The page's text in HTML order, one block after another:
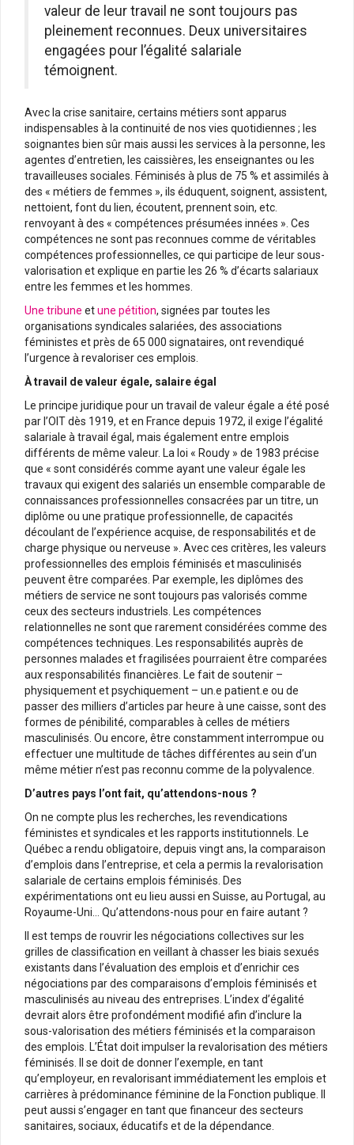
valeur de leur travail ne sont toujours pas
pleinement reconnues. Deux universitaires
engagées pour l’égalité salariale
témoignent.
Avec la crise sanitaire, certains métiers sont apparus
indispensables à la continuité de nos vies quotidiennes ; les
soignantes bien sûr mais aussi les services à la personne, les
agentes d’entretien, les caissières, les enseignantes ou les
travailleuses sociales. Féminisés à plus de 75 % et assimilés à
des « métiers de femmes », ils éduquent, soignent, assistent,
nettoient, font du lien, écoutent, prennent soin, etc.
renvoyant à des « compétences présumées innées ». Ces
compétences ne sont pas reconnues comme de véritables
compétences professionnelles, ce qui participe de leur sous-
valorisation et explique en partie les 26 % d’écarts salariaux
entre les femmes et les hommes.
Une tribune etune pétition, signées par toutes les
organisations syndicales salariées, des associations
féministes et près de 65 000 signataires, ont revendiqué
l’urgence à revaloriser ces emplois.
À travail de valeur égale, salaire égal
Le principe juridique pour un travail de valeur égale a été posé
par l’OIT dès 1919, et en France depuis 1972, il exige l’égalité
salariale à travail égal, mais également entre emplois
différents de même valeur. La loi « Roudy » de 1983 précise
que « sont considérés comme ayant une valeur égale les
travaux qui exigent des salariés un ensemble comparable de
connaissances professionnelles consacrées par un titre, un
diplôme ou une pratique professionnelle, de capacités
découlant de l’expérience acquise, de responsabilités et de
charge physique ou nerveuse ». Avec ces critères, les valeurs
professionnelles des emplois féminisés et masculinisés
peuvent être comparées. Par exemple, les diplômes des
métiers de service ne sont toujours pas valorisés comme
ceux des secteurs industriels. Les compétences
relationnelles ne sont que rarement considérées comme des
compétences techniques. Les responsabilités auprès de
personnes malades et fragilisées pourraient être comparées
aux responsabilités financières. Le fait de soutenir –
physiquement et psychiquement – un.e patient.e ou de
passer des milliers d’articles par heure à une caisse, sont des
formes de pénibilité, comparables à celles de métiers
masculinisés. Ou encore, être constamment interrompue ou
effectuer une multitude de tâches différentes au sein d’un
même métier n’est pas reconnu comme de la polyvalence.
D’autres pays l’ont fait, qu’attendons-nous ?
On ne compte plus les recherches, les revendications
féministes et syndicales et les rapports institutionnels. Le
Québec a rendu obligatoire, depuis vingt ans, la comparaison
d’emplois dans l’entreprise, et cela a permis la revalorisation
salariale de certains emplois féminisés. Des
expérimentations ont eu lieu aussi en Suisse, au Portugal, au
Royaume-Uni… Qu’attendons-nous pour en faire autant ?
Il est temps de rouvrir les négociations collectives sur les
grilles de classification en veillant à chasser les biais sexués
existants dans l’évaluation des emplois et d’enrichir ces
négociations par des comparaisons d’emplois féminisés et
masculinisés au niveau des entreprises. L’index d’égalité
devrait alors être profondément modifié afin d’inclure la
sous-valorisation des métiers féminisés et la comparaison
des emplois. L’État doit impulser la revalorisation des métiers
féminisés. Il se doit de donner l’exemple, en tant
qu’employeur, en revalorisant immédiatement les emplois et
carrières à prédominance féminine de la Fonction publique. Il
peut aussi s’engager en tant que financeur des secteurs
sanitaires, sociaux, éducatifs et de la dépendance.